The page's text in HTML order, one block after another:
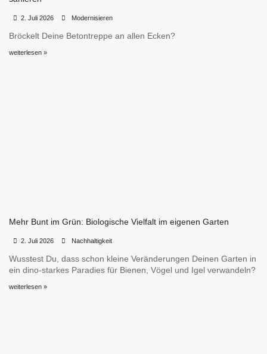
2. Juli 2026 Modernisieren
Bröckelt Deine Betontreppe an allen Ecken?
weiterlesen »
Mehr Bunt im Grün: Biologische Vielfalt im eigenen Garten
2. Juli 2026 Nachhaltigkeit
Wusstest Du, dass schon kleine Veränderungen Deinen Garten in
ein dino-starkes Paradies für Bienen, Vögel und Igel verwandeln?
weiterlesen »